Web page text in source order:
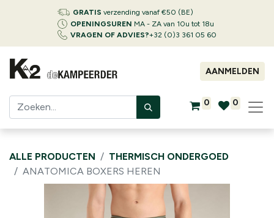
GRATIS verzending vanaf €50 (BE)
OPENINGSUREN MA - ZA van 10u tot 18u
VRAGEN OF ADVIES?+32 (0)3 361 05 60
AANMELDEN
0 0
ALLE PRODUCTEN
THERMISCH ONDERGOED
ANATOMICA BOXERS HEREN